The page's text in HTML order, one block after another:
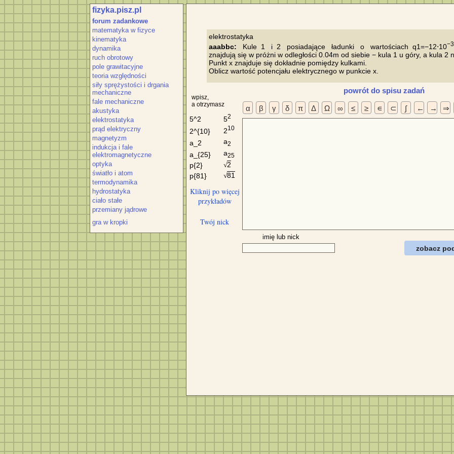
fizyka.pisz.pl
forum zadankowe
matematyka w fizyce
kinematyka
dynamika
ruch obrotowy
pole grawitacyjne
teoria względności
siły sprężystości i drgania
mechaniczne
fale mechaniczne
akustyka
elektrostatyka
prąd elektryczny
magnetyzm
indukcja i fale
elektromagnetyczne
optyka
światło i atom
termodynamika
hydrostatyka
ciało stałe
przemiany jądrowe
gra w kropki
aaabbc:
   Kule  1   i  2   posiadające   ładunki   o   wartościach  q1=−12⋅10
−3
znajdują się w próżni w odległości 0.04m od siebie − kula 1 u góry, a kula 2
Punkt x znajduje się dokładnie pomiędzy kulkami.
powrót do spisu zadań
α β γ δ π Δ Ω ∞ ≤ ≥ ∊ ⊂ ∫ ← → ⇒
imię lub nick
zobacz
wpisz,
a otrzymasz
5^2 52
2^{10} 210
a_2 a2
a_{25} a25
p{2} √2
p{81}
√81
Kliknij po więcej
przykładów
Twój nick